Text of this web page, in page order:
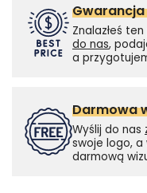
Znalazłeś
do nas,
a
Darmowa
Wyślij do nas
swoje logo,
darmową